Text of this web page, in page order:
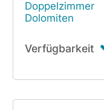
Doppelzimmer
Dolomiten
Verfügbarkeit